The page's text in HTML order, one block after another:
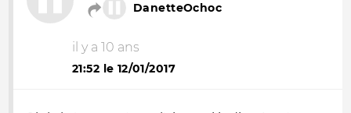
DanetteOchoc
il y a 10 ans
21:52 le 12/01/2017